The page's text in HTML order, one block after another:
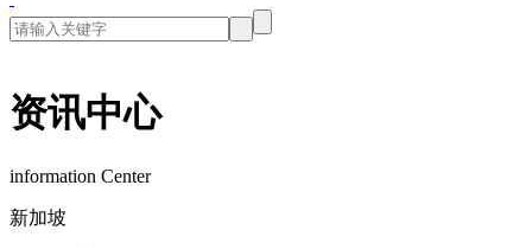
资讯中心
information Center
新加坡